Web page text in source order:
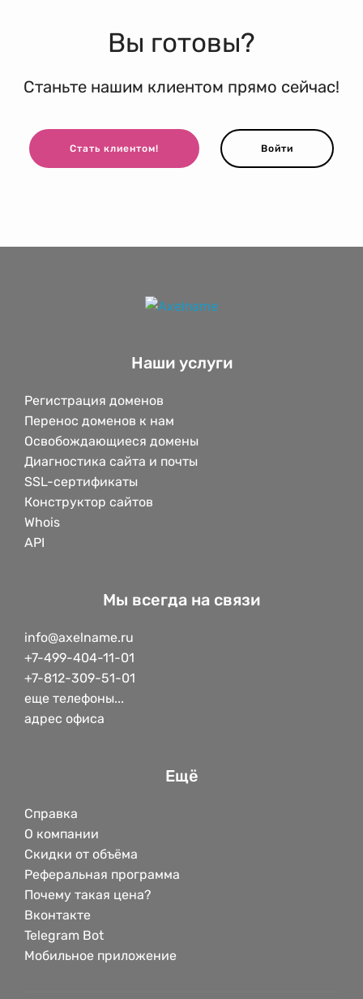
Вы готовы?
Станьте нашим клиентом прямо сейчас!
Стать клиентом! Войти
Наши услуги
Регистрация доменов
Перенос доменов к нам
Освобождающиеся домены
Диагностика сайта и почты
SSL-сертификаты
Конструктор сайтов
Whois
API
Мы всегда на связи
info@axelname.ru
+7-499-404-11-01
+7-812-309-51-01
еще телефоны...
адрес офиса
Ещё
Справка
О компании
Скидки от объёма
Реферальная программа
Почему такая цена?
Вконтакте
Telegram Bot
Мобильное приложение